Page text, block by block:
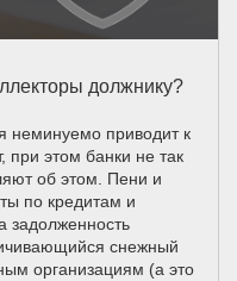
должнику?
неминуемо приводит к
при этом банки не так
об этом. Пени и
по кредитам и
задолженность
снежный
организациям (а это